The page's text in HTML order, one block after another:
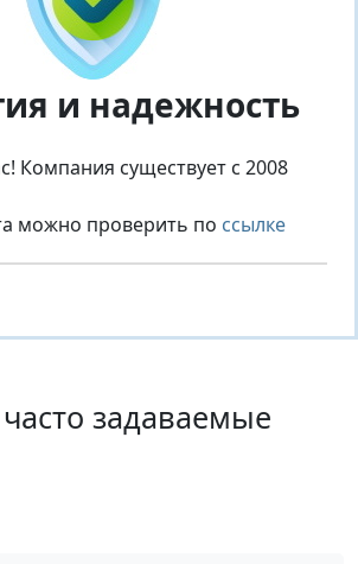
и надежность
Компания существует с 2008
можно проверить по ссылке
задаваемые